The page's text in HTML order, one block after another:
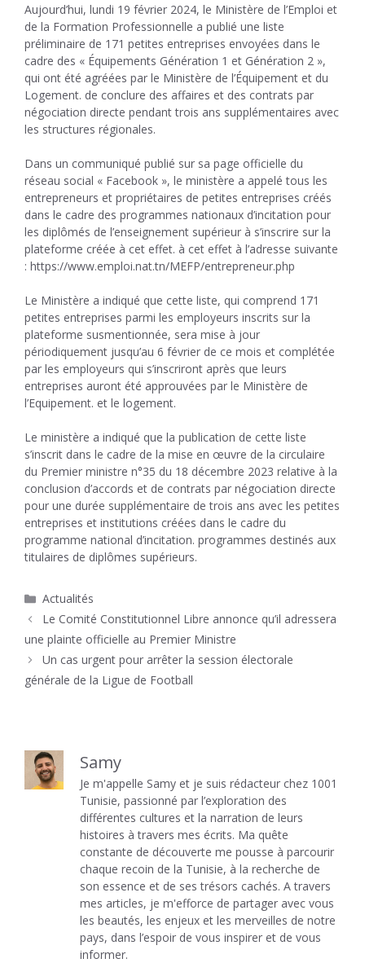
Aujourd’hui, lundi 19 février 2024, le Ministère de l’Emploi et
de la Formation Professionnelle a publié une liste
préliminaire de 171 petites entreprises envoyées dans le
cadre des « Équipements Génération 1 et Génération 2 »,
qui ont été agréées par le Ministère de l’Équipement et du
Logement. de conclure des affaires et des contrats par
négociation directe pendant trois ans supplémentaires avec
les structures régionales.
Dans un communiqué publié sur sa page officielle du
réseau social « Facebook », le ministère a appelé tous les
entrepreneurs et propriétaires de petites entreprises créés
dans le cadre des programmes nationaux d’incitation pour
les diplômés de l’enseignement supérieur à s’inscrire sur la
plateforme créée à cet effet. à cet effet à l’adresse suivante
: https://www.emploi.nat.tn/MEFP/entrepreneur.php
Le Ministère a indiqué que cette liste, qui comprend 171
petites entreprises parmi les employeurs inscrits sur la
plateforme susmentionnée, sera mise à jour
périodiquement jusqu’au 6 février de ce mois et complétée
par les employeurs qui s’inscriront après que leurs
entreprises auront été approuvées par le Ministère de
l’Equipement. et le logement.
Le ministère a indiqué que la publication de cette liste
s’inscrit dans le cadre de la mise en œuvre de la circulaire
du Premier ministre n°35 du 18 décembre 2023 relative à la
conclusion d’accords et de contrats par négociation directe
pour une durée supplémentaire de trois ans avec les petites
entreprises et institutions créées dans le cadre du
programme national d’incitation. programmes destinés aux
titulaires de diplômes supérieurs.
Catégories
Actualités
Le Comité Constitutionnel Libre annonce qu’il adressera
une plainte officielle au Premier Ministre
Un cas urgent pour arrêter la session électorale
générale de la Ligue de Football
Samy
Je m'appelle Samy et je suis rédacteur chez 1001
Tunisie, passionné par l’exploration des
différentes cultures et la narration de leurs
histoires à travers mes écrits. Ma quête
constante de découverte me pousse à parcourir
chaque recoin de la Tunisie, à la recherche de
son essence et de ses trésors cachés. A travers
mes articles, je m'efforce de partager avec vous
les beautés, les enjeux et les merveilles de notre
pays, dans l’espoir de vous inspirer et de vous
informer.